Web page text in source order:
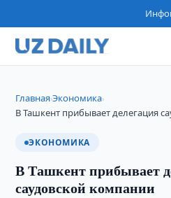
Главная›Экономика›
В Ташкент прибывает делегация
ЭКОНОМИКА
В Ташкент прибывает
саудовской компании